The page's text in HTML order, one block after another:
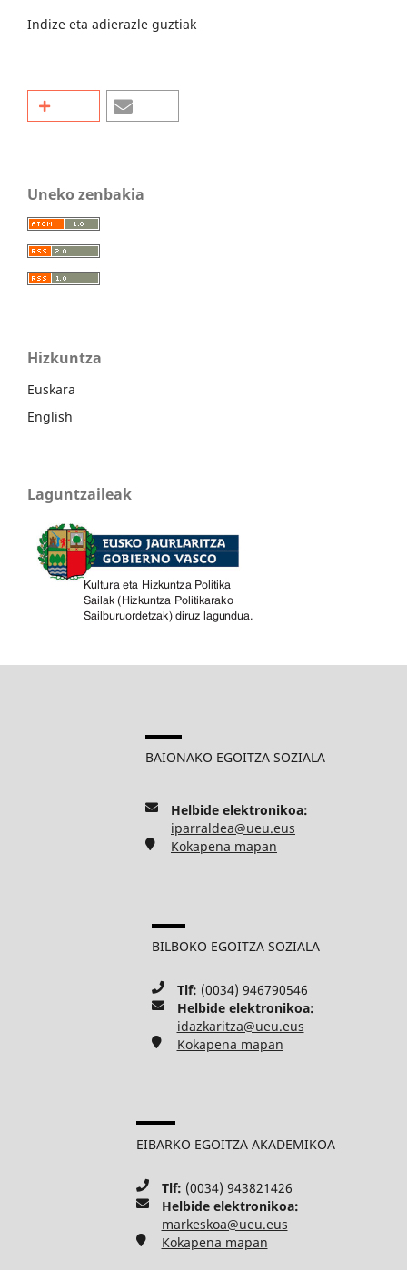
Indize eta adierazle guztiak
Uneko zenbakia
Hizkuntza
Euskara
English
Laguntzaileak
BAIONAKO EGOITZA SOZIALA
Helbide elektronikoa:
iparraldea@ueu.eus
Kokapena mapan
BILBOKO EGOITZA SOZIALA
Tlf: (0034) 946790546
Helbide elektronikoa:
idazkaritza@ueu.eus
Kokapena mapan
EIBARKO EGOITZA AKADEMIKOA
Tlf: (0034) 943821426
Helbide elektronikoa:
markeskoa@ueu.eus
Kokapena mapan